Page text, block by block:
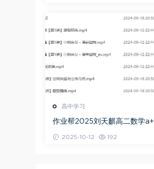
高中学习
作业帮2025刘天麒高二数学
2025-10-12 192